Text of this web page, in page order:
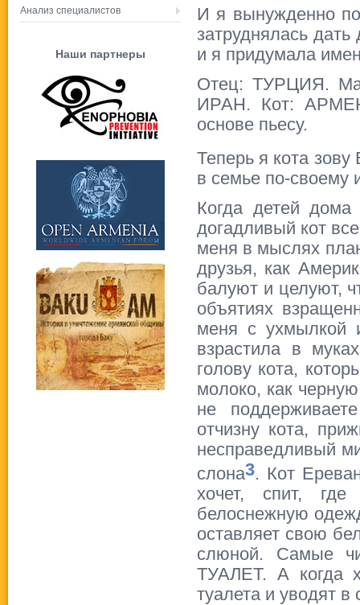
Анализ специалистов
Наши партнеры
И я вынужденно
затруднялась
и я придумала
Отец: ТУРЦИЯ.
ИРАН. Кот:
основе пьесу.
Теперь я кота
в семье по-своему
Когда детей
догадливый кот
меня в мыслях
друзья, как
балуют и целуют,
объятиях
меня с ухмылкой
взрастила в
голову кота,
молоко, как
не
отчизну кота,
несправедливый
слона3. Кот
хочет, спит,
белоснежную
оставляет свою
слюной. Самые
ТУАЛЕТ. А когда
туалета и уводят в